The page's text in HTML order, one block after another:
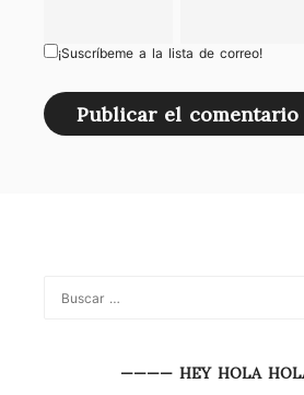
¡Suscríbeme a la lista de correo!
———— HEY HOLA